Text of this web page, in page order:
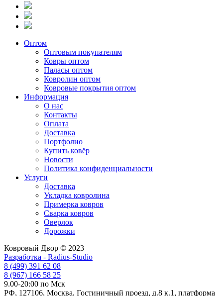
Оптом
Оптовым покупателям
Ковры оптом
Паласы оптом
Ковролин оптом
Ковровые покрытия оптом
Информация
О нас
Контакты
Оплата
Доставка
Портфолио
Купить ковёр
Новости
Политика конфиденциальности
Услуги
Доставка
Укладка ковролина
Примерка ковров
Сварка ковров
Оверлок
Дорожки
Ковровый Двор © 2023
Разработка - Radius-Studio
8 (499) 391 62 08
8 (967) 166 58 25
9.00-20:00 по Мск
РФ, 127106, Москва, Гостиничный проезд, д.8 к.1, платформа